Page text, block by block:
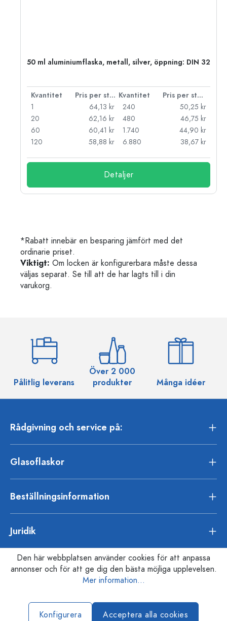
50 ml aluminiumflaska, metall, silver, öppning: DIN 32
Kvantitet Pris per styck Kvantitet
Pris per styck
1
64,13 kr
20
62,16 kr
60
60,41 kr
120
58,88 kr
240
50,25 kr
480
46,75 kr
1.740
44,90 kr
6.880
38,67 kr
Detaljer
*Rabatt innebär en besparing jämfört med det
ordinarie priset.
Viktigt: Om locken är konfigurerbara måste dessa
väljas separat. Se till att de har lagts till i din
varukorg.
Pålitlig leverans
Över 2 000
produkter
Många idéer
Rådgivning och service på:
Glasoflaskor
Beställningsinformation
Juridik
Den här webbplatsen använder cookies för att anpassa
annonser och för att ge dig den bästa möjliga upplevelsen.
Mer information...
Konfigurera Acceptera alla cookies